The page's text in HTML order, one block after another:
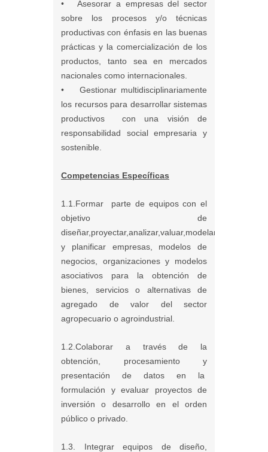
• Asesorar a empresas del sector
sobre los procesos y/o técnicas
productivas con énfasis en las buenas
prácticas y la comercialización de los
productos, tanto sea en mercados
nacionales como internacionales.
• Gestionar multidisciplinariamente
los recursos para desarrollar sistemas
productivos con una visión de
responsabilidad social empresaria y
sostenible.
Competencias Específicas
1.1.Formar parte de equipos con el
objetivo de
diseñar,proyectar,analizar,valuar,modelar
y planificar empresas, modelos de
negocios, organizaciones y modelos
asociativos para la obtención de
bienes, servicios o alternativas de
agregado de valor del sector
agropecuario o agroindustrial.
1.2.Colaborar a través de la
obtención, procesamiento y
presentación de datos en la
formulación y evaluar proyectos de
inversión o desarrollo en el orden
público o privado.
1.3. Integrar equipos de diseño,